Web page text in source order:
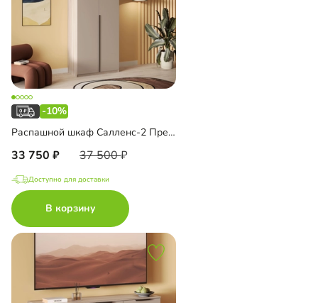
-10%
Распашной шкаф Салленс-2 Премиум с антресолью
33 750 37 500
Доступно для доставки
В корзину